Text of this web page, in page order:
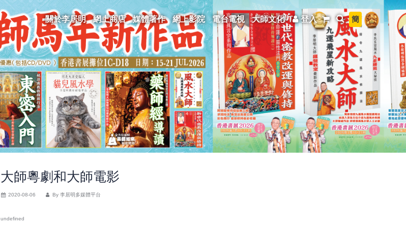
關於李居明 網上商店 媒體著作 網上影院 電台電視 大師文化 登入 簡
大師粵劇和大師電影
2020-08-06 By 李居明多媒體平台
undefined